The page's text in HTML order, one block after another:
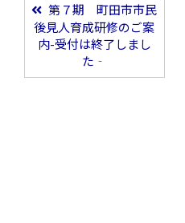
投稿ナビゲーション
第７期 町田市市民
後見人育成研修のご案
内-受付は終了しまし
た‐